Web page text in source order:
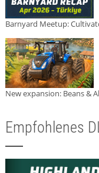
Barnyard Meetup:
New expansion: Beans &
Empfohlenes